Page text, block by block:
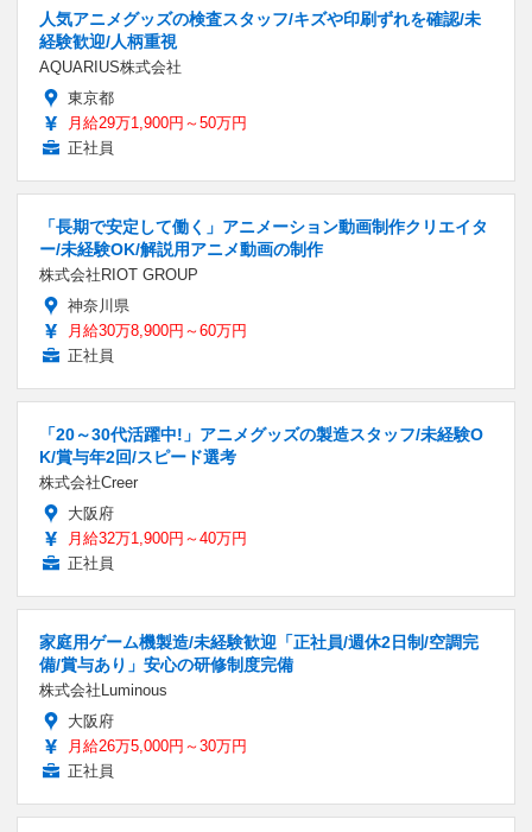
人気アニメグッズの検査スタッフ/キズや印刷ずれを確認/未
経験歓迎/人柄重視
AQUARIUS株式会社
東京都
月給29万1,900円～50万円
正社員
「長期で安定して働く」アニメーション動画制作クリエイタ
ー/未経験OK/解説用アニメ動画の制作
株式会社RIOT GROUP
神奈川県
月給30万8,900円～60万円
正社員
「20～30代活躍中!」アニメグッズの製造スタッフ/未経験O
K/賞与年2回/スピード選考
株式会社Creer
大阪府
月給32万1,900円～40万円
正社員
家庭用ゲーム機製造/未経験歓迎「正社員/週休2日制/空調完
備/賞与あり」安心の研修制度完備
株式会社Luminous
大阪府
月給26万5,000円～30万円
正社員